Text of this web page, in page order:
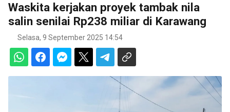
Waskita kerjakan proyek tambak nila
salin senilai Rp238 miliar di Karawang
Selasa, 9 September 2025 14:54